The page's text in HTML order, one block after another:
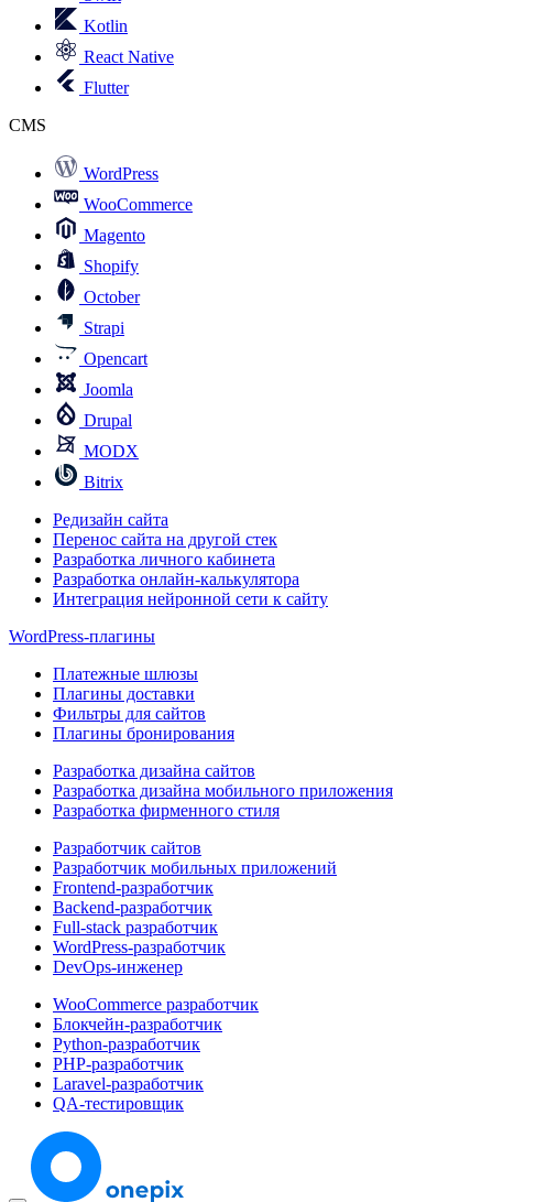
Kotlin
React Native
Flutter
CMS
WordPress
WooCommerce
Magento
Shopify
October
Strapi
Opencart
Joomla
Drupal
MODX
Bitrix
Редизайн сайта
Перенос сайта на другой стек
Разработка личного кабинета
Разработка онлайн-калькулятора
Интеграция нейронной сети к сайту
WordPress-плагины
Платежные шлюзы
Плагины доставки
Фильтры для сайтов
Плагины бронирования
Разработка дизайна сайтов
Разработка дизайна мобильного приложения
Разработка фирменного стиля
Разработчик сайтов
Разработчик мобильных приложений
Frontend-разработчик
Backend-разработчик
Full-stack разработчик
WordPress-разработчик
DevOps-инженер
WooCommerce разработчик
Блокчейн-разработчик
Python-разработчик
PHP-разработчик
Laravel-разработчик
QA-тестировщик